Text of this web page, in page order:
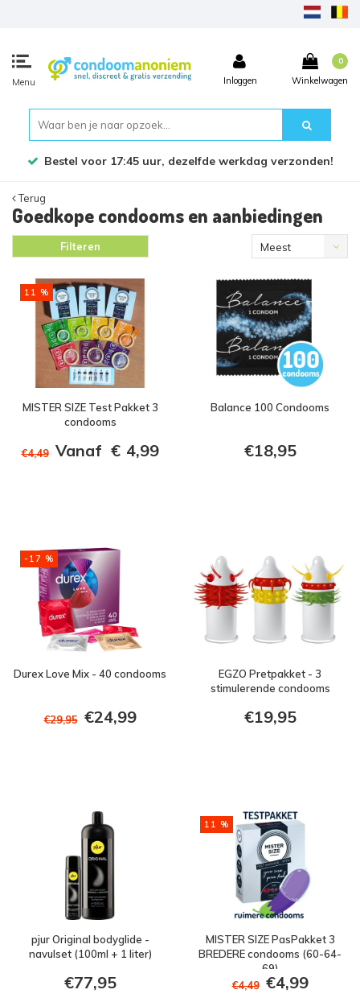
Menu Inloggen
0
Winkelwagen
Bestel voor 17:45 uur, dezelfde werkdag verzonden!
Terug
Goedkope condooms en aanbiedingen
Filteren
Meest
11 %
MISTER SIZE Test Pakket 3
condooms
€4,49 Vanaf € 4,99
Balance 100 Condooms
€18,95
-17 %
Durex Love Mix - 40 condooms
€29,95 €24,99
EGZO Pretpakket - 3
stimulerende condooms
€19,95
pjur Original bodyglide -
navulset (100ml + 1 liter)
€77,95
11 %
MISTER SIZE PasPakket 3
BREDERE condooms (60-64-
69)
€4,49 €4,99